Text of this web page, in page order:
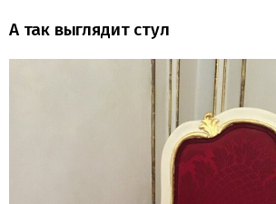
А так выглядит стул